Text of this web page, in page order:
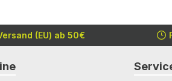
(EU) ab 50€